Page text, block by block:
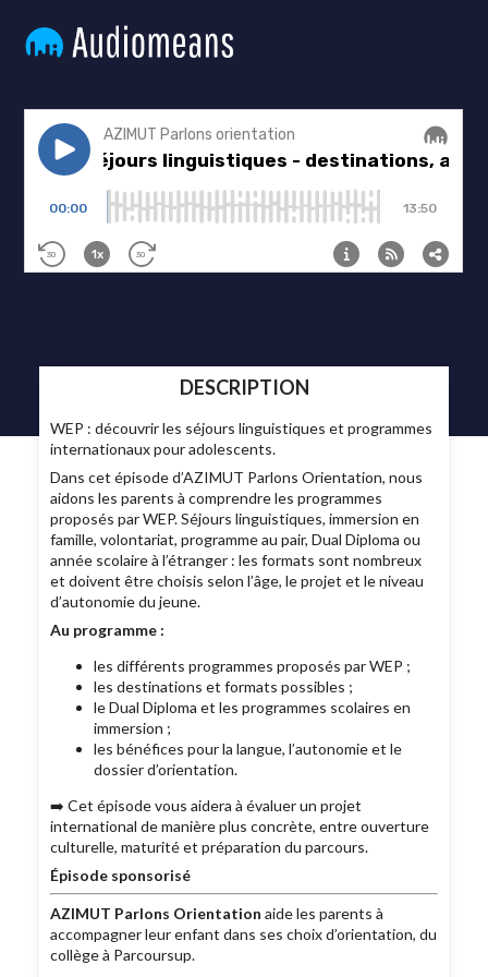
DESCRIPTION
WEP : découvrir les séjours linguistiques et programmes
internationaux pour adolescents.
Dans cet épisode d’AZIMUT Parlons Orientation, nous
aidons les parents à comprendre les programmes
proposés par WEP. Séjours linguistiques, immersion en
famille, volontariat, programme au pair, Dual Diploma ou
année scolaire à l’étranger : les formats sont nombreux
et doivent être choisis selon l’âge, le projet et le niveau
d’autonomie du jeune.
Au programme :
les différents programmes proposés par WEP ;
les destinations et formats possibles ;
le Dual Diploma et les programmes scolaires en
immersion ;
les bénéfices pour la langue, l’autonomie et le
dossier d’orientation.
➡️ Cet épisode vous aidera à évaluer un projet
international de manière plus concrète, entre ouverture
culturelle, maturité et préparation du parcours.
Épisode sponsorisé
AZIMUT Parlons Orientation aide les parents à
accompagner leur enfant dans ses choix d’orientation, du
collège à Parcoursup.